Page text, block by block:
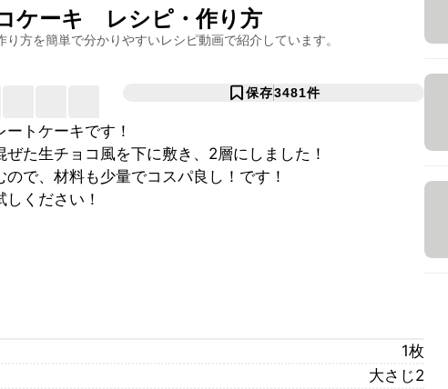
ケーキ レシピ・作り方
り方を簡単で分かりやすいレシピ動画で紹介しています。
保存3481件
トケーキです！
た生チョコ風を下に敷き、2層にしました！
で、材料も少量でコスパ良し！です！
ください！
1枚
大さじ2